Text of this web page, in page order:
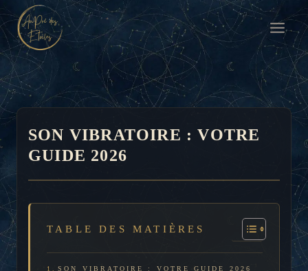
Aller
au
contenu
SON VIBRATOIRE : VOTRE
GUIDE 2026
TABLE DES MATIÈRES
SON VIBRATOIRE : VOTRE GUIDE 2026